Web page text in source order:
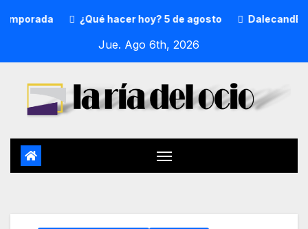
¿Qué hacer hoy? 5 de agosto DalecandELA Fest 5
Jue. Ago 6th, 2026